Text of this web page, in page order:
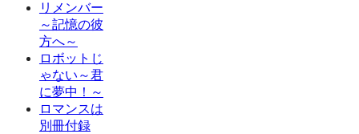
リメンバー
～記憶の彼
方へ～
ロボットじ
ゃない～君
に夢中！～
ロマンスは
別冊付録